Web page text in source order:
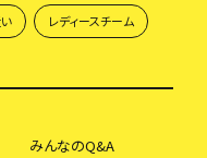
レディースチーム
みんなのQ&A